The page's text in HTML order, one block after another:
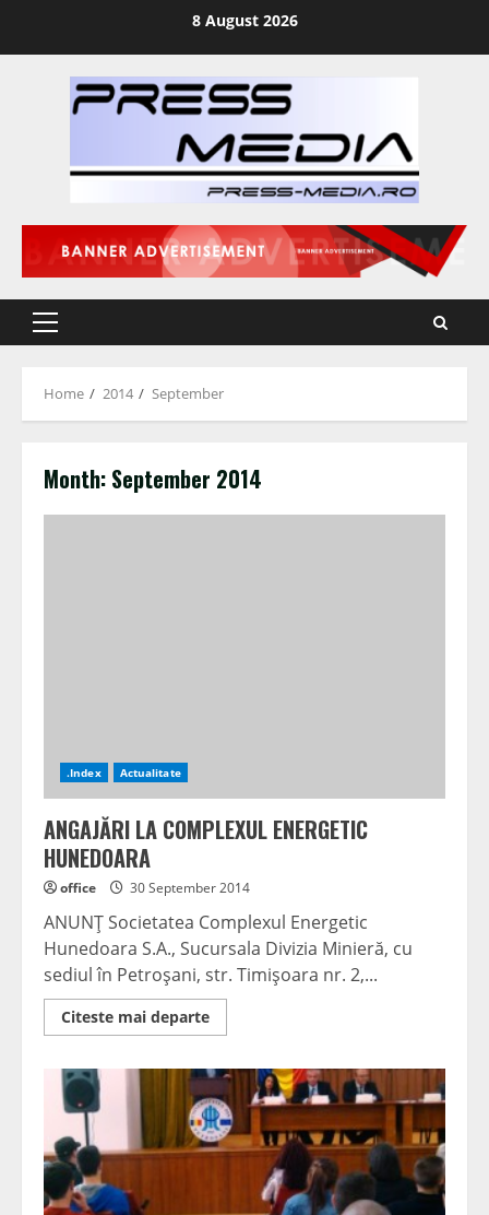
8 August 2026
Primary
Home 2014 September
Month: September 2014
.Index Actualitate
ANGAJĂRI LA COMPLEXUL ENERGETIC
HUNEDOARA
office 30 September 2014
ANUNŢ Societatea Complexul Energetic
Hunedoara S.A., Sucursala Divizia Minieră, cu
sediul în Petroşani, str. Timişoara nr. 2,...
Citeste mai departeRead
more
LA
COMPLEXUL
ENERGETIC
HUNEDOARA